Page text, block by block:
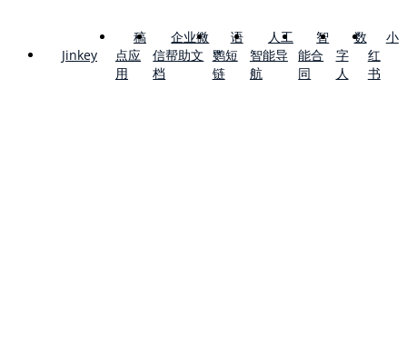
Jinkey
稿
点应
用
企业微
信帮助文
档
语
鹦短
链
人工
智能导
航
智
能合
同
数
字
人
小
红
书